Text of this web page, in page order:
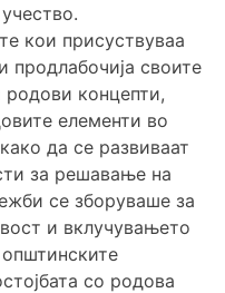
кои присуствуваа
продлабочија своите
концепти,
елементи во
да се развиваат
за решавање на
се зборуваше за
и вклучувањето
со родова